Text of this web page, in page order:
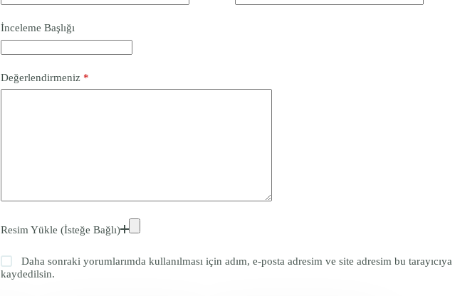
İnceleme Başlığı
Değerlendirmeniz *
Resim Yükle (İsteğe Bağlı)
Daha sonraki yorumlarımda kullanılması için adım, e-posta adresim ve site adresim bu tarayıcıya
kaydedilsin.